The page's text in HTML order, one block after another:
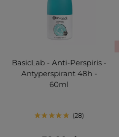
BasicLab - Anti-Perspiris -
Antyperspirant 48h -
60ml
28